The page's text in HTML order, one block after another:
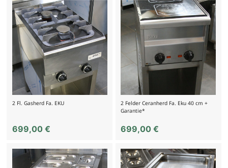
2 Fl. Gasherd Fa. EKU
699,00 €
2 Felder Ceranherd Fa. Eku 40 cm +
Garantie*
699,00€